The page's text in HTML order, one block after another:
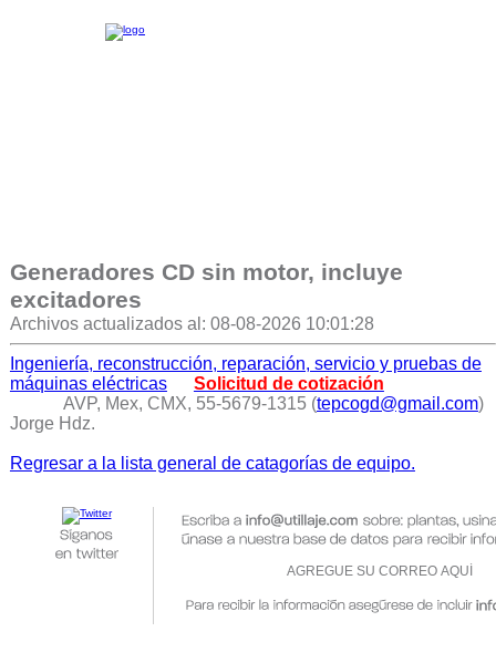
Generadores CD sin motor, incluye
excitadores
Archivos actualizados al: 08-08-2026 10:01:28
Ingeniería, reconstrucción, reparación, servicio y pruebas de
máquinas eléctricas
Solicitud de cotización
AVP, Mex, CMX, 55-5679-1315 (tepcogd@gmail.com)
Jorge Hdz.
Regresar a la lista general de catagorías de equipo.